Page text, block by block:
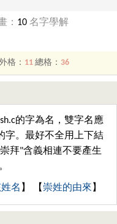
： 10 名字學解
格： 11 總格： 36
的字為名，雙字名應
字。最好不全用上下結
拜"含義相連不要產生
名 】 【 崇姓的由來 】